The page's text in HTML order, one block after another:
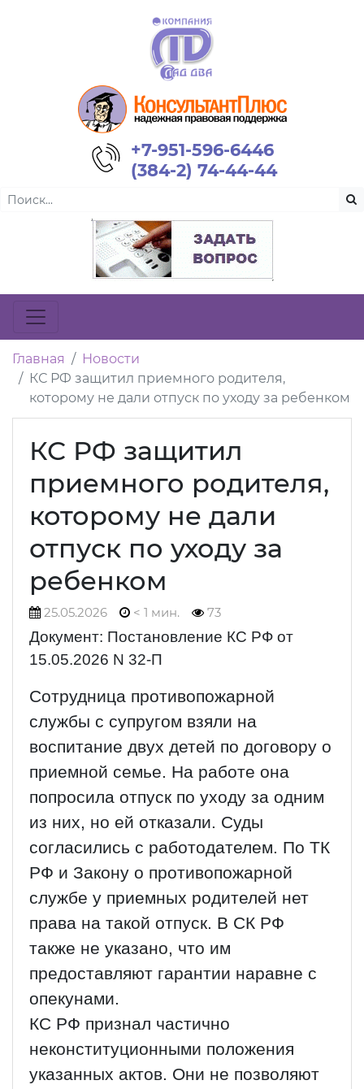
+7-951-596-6446
(384-2) 74-44-44
Главная
Новости
КС РФ защитил приемного родителя,
которому не дали отпуск по уходу за ребенком
КС РФ защитил
приемного родителя,
которому не дали
отпуск по уходу за
ребенком
25.05.2026 < 1 мин. 73
Документ: Постановление КС РФ от
15.05.2026 N 32-П
Сотрудница противопожарной
службы с супругом взяли на
воспитание двух детей по договору о
приемной семье. На работе она
попросила отпуск по уходу за одним
из них, но ей отказали. Суды
согласились с работодателем. По ТК
РФ и Закону о противопожарной
службе у приемных родителей нет
права на такой отпуск. В СК РФ
также не указано, что им
предоставляют гарантии наравне с
опекунами.
КС РФ признал частично
неконституционными положения
указанных актов. Они не позволяют